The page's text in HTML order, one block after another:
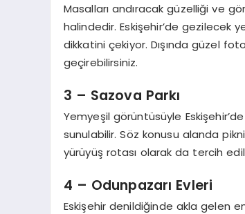
Masalları andıracak güzelliği ve
halindedir. Eskişehir’de gezilecek
dikkatini çekiyor. Dışında güzel
geçirebilirsiniz.
3 – Sazova Parkı
Yemyeşil görüntüsüyle
sunulabilir. Söz konusu alanda
yürüyüş rotası olarak da tercih
4 – Odunpazarı Evleri
Eskişehir denildiğinde akla gelen